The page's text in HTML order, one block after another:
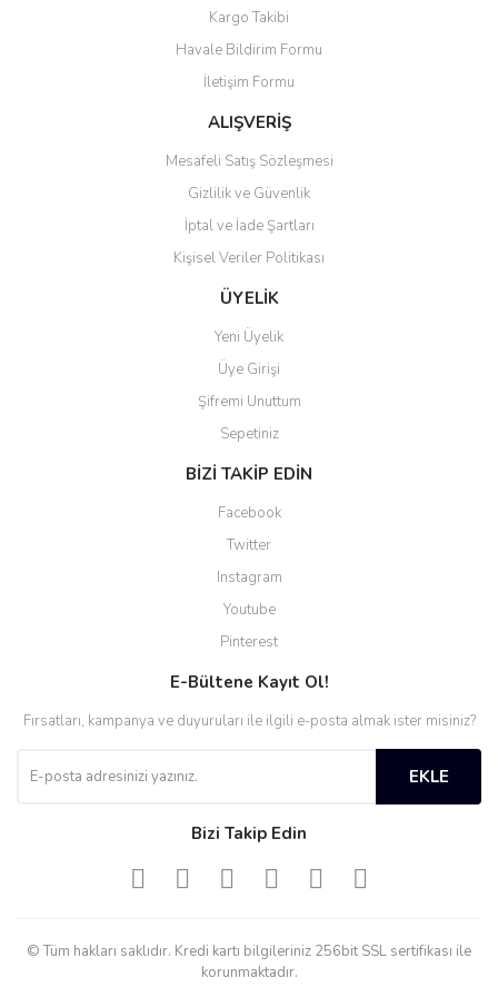
Ürün resmi kalitesiz, bozuk veya görüntülenemiyor.
Ürün açıklamasında eksik bilgiler bulunuyor.
Ürün bilgilerinde hatalar bulunuyor.
Ürün fiyatı diğer sitelerden daha pahalı.
Gönder
Kargo Takibi
Havale Bildirim Formu
İletişim Formu
ALIŞVERİŞ
Mesafeli Satış Sözleşmesi
Gizlilik ve Güvenlik
İptal ve İade Şartları
Kişisel Veriler Politikası
ÜYELİK
Yeni Üyelik
Üye Girişi
Şifremi Unuttum
Sepetiniz
BİZİ TAKİP EDİN
Facebook
Twitter
Instagram
Youtube
Pinterest
E-Bültene Kayıt Ol!
Fırsatları, kampanya ve duyuruları ile ilgili e-posta almak ister misiniz?
EKLE
Bizi Takip Edin
© Tüm hakları saklıdır. Kredi kartı bilgileriniz 256bit SSL sertifikası ile
korunmaktadır.